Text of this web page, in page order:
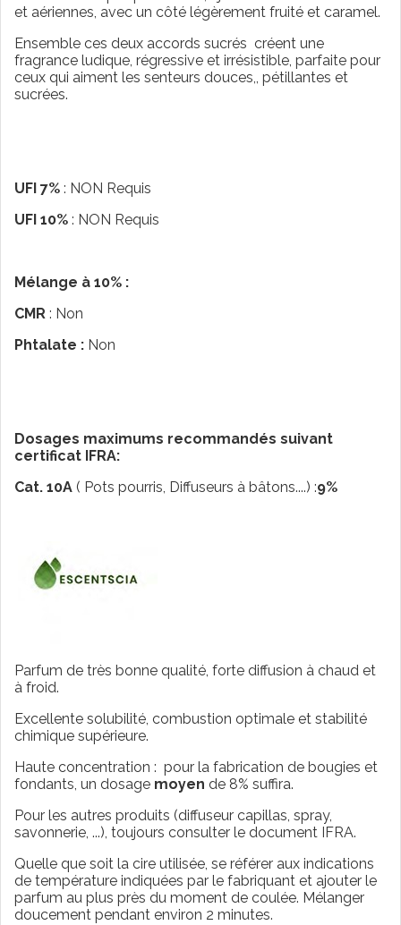
et aériennes, avec un côté légèrement fruité et caramel.
Ensemble ces deux accords sucrés créent une
fragrance ludique, régressive et irrésistible, parfaite pour
ceux qui aiment les senteurs douces,, pétillantes et
sucrées.
UFI 7% : NON Requis
UFI 10% : NON Requis
Mélange à 10% :
CMR : Non
Phtalate : Non
Dosages maximums recommandés suivant
certificat IFRA:
Cat. 10A ( Pots pourris, Diffuseurs à bâtons....) :9%
Parfum de très bonne qualité, forte diffusion à chaud et
à froid.
Excellente solubilité, combustion optimale et stabilité
chimique supérieure.
Haute concentration : pour la fabrication de bougies et
fondants, un dosage moyen de 8% suffira.
Pour les autres produits (diffuseur capillas, spray,
savonnerie, ...), toujours consulter le document IFRA.
Quelle que soit la cire utilisée, se référer aux indications
de température indiquées par le fabriquant et ajouter le
parfum au plus près du moment de coulée. Mélanger
doucement pendant environ 2 minutes.